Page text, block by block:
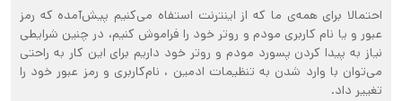
احتمالا برای همه‌ی ما که از اینترنت استفاه می‌کنیم پیش‌آمده که رمز‌
عبور و یا نام‌ کاربری مودم و روتر خود را فراموش کنیم، در چنین شرایطی
نیاز به پیدا کردن پسورد مودم و روتر خود داریم برای این کار به راحتی
می‌توان با وارد شدن به تنظیمات ادمین ، نام‌کاربری و رمز عبور خود را
تغییر داد.